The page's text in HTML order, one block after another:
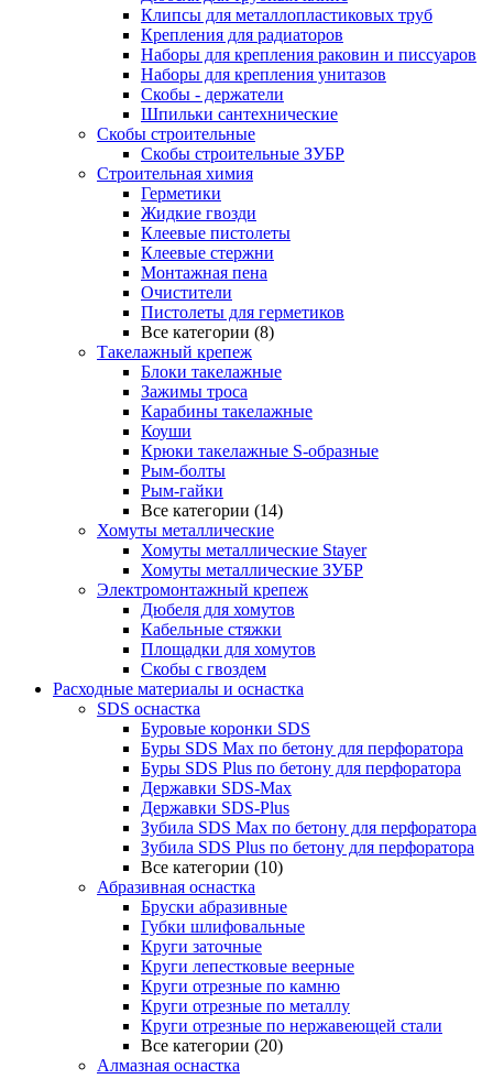
Клипсы для металлопластиковых труб
Крепления для радиаторов
Наборы для крепления раковин и писсуаров
Наборы для крепления унитазов
Скобы - держатели
Шпильки сантехнические
Скобы строительные
Скобы строительные ЗУБР
Строительная химия
Герметики
Жидкие гвозди
Клеевые пистолеты
Клеевые стержни
Монтажная пена
Очистители
Пистолеты для герметиков
Все категории (8)
Такелажный крепеж
Блоки такелажные
Зажимы троса
Карабины такелажные
Коуши
Крюки такелажные S-образные
Рым-болты
Рым-гайки
Все категории (14)
Хомуты металлические
Хомуты металлические Stayer
Хомуты металлические ЗУБР
Электромонтажный крепеж
Дюбеля для хомутов
Кабельные стяжки
Площадки для хомутов
Скобы с гвоздем
Расходные материалы и оснастка
SDS оснастка
Буровые коронки SDS
Буры SDS Max по бетону для перфоратора
Буры SDS Plus по бетону для перфоратора
Державки SDS-Max
Державки SDS-Plus
Зубила SDS Mах по бетону для перфоратора
Зубила SDS Plus по бетону для перфоратора
Все категории (10)
Абразивная оснастка
Бруски абразивные
Губки шлифовальные
Круги заточные
Круги лепестковые веерные
Круги отрезные по камню
Круги отрезные по металлу
Круги отрезные по нержавеющей стали
Все категории (20)
Алмазная оснастка